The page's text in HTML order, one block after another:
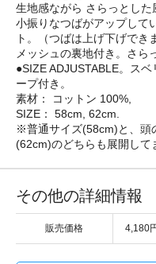
生地感ながら さらっとした
小振りなつばがアップして
ト。（つばは上げ下げでき
メッシュの裏地付き。さら
●SIZE ADJUSTABLE。ス
ープ付き。
素材： コットン 100%,
SIZE： 58cm, 62cm.
※普通サイズ(58cm)と、頭
(62cm)のどちらも展開して
その他の詳細情報
販売価格 4,180